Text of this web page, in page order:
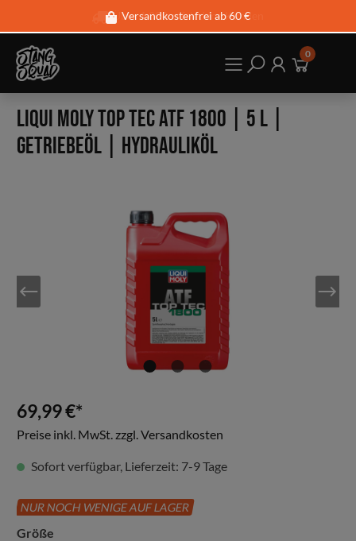
Über 1.000 zufriedene Kunden
Versandkostenfrei ab 60 €
0
LIQUI MOLY Top Tec ATF 1800 | 5 L |
Getriebeöl | Hydrauliköl
69,99 €*
Preise inkl. MwSt. zzgl. Versandkosten
Sofort verfügbar, Lieferzeit: 7-9 Tage
NUR NOCH WENIGE AUF LAGER
Größe